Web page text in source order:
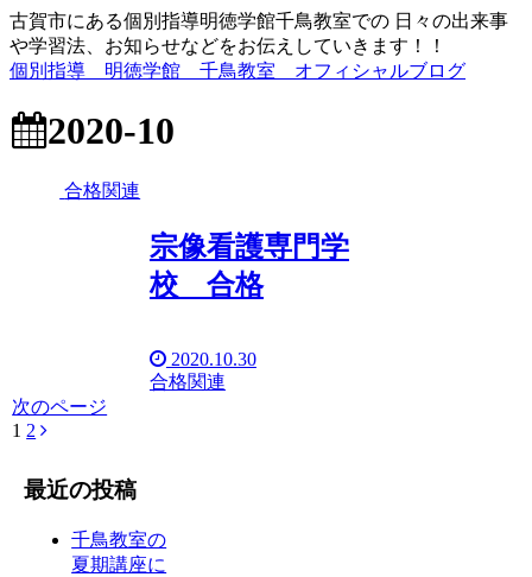
古賀市にある個別指導明徳学館千鳥教室での 日々の出来事
や学習法、お知らせなどをお伝えしていきます！！
個別指導 明徳学館 千鳥教室 オフィシャルブログ
2020-10
合格関連
宗像看護専門学
校 合格
2020.10.30
合格関連
次のページ
1 2
最近の投稿
千鳥教室の
夏期講座に